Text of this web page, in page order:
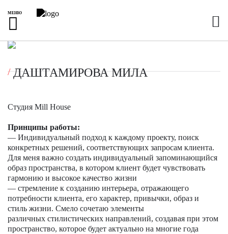
МЕНЮ
ДАШТАМИРОВА МИЛА
Cтудия Mill House
Принципы работы:
— Индивидуальный подход к каждому проекту, поиск
конкретных решений, соответствующих запросам клиента.
Для меня важно создать индивидуальный запоминающийся
образ пространства, в котором клиент будет чувствовать
гармонию и высокое качество жизни
— стремление к созданию интерьера, отражающего
потребности клиента, его характер, привычки, образ и
стиль жизни. Смело сочетаю элементы
различных стилистических направлений, создавая при этом
пространство, которое будет актуально на многие года